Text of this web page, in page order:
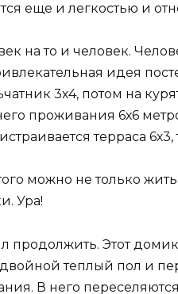
еще и легкостью и
на то и человек.
идея
3х4, потом на
проживания 6х6
терраса
можно не только
Ура!
продолжить. Этот
теплый пол и
В него